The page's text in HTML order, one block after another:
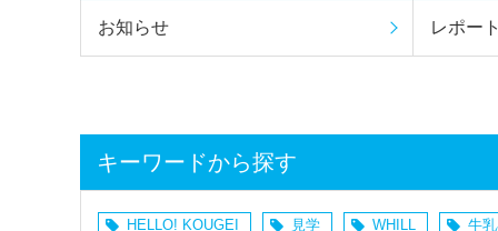
お知らせ レポー
キーワードから探す
HELLO! KOUGEI 見学 WHILL 牛